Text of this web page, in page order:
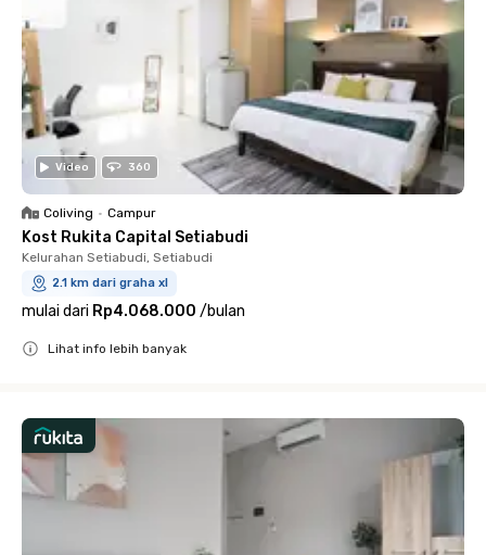
Video 360
Coliving • Campur
Kost Rukita Capital Setiabudi
Kelurahan Setiabudi, Setiabudi
2.1 km dari graha xl
mulai dari Rp4.068.000 /bulan
Lihat info lebih banyak